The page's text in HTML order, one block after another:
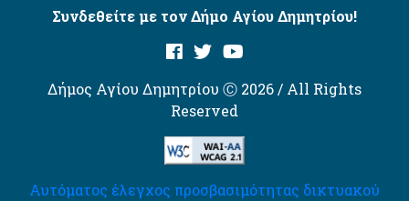
Συνδεθείτε με τον Δήμο Αγίου Δημητρίου!
Δήμος Αγίου Δημητρίου Ⓒ 2026 / All Rights
Reserved
Αυτόματος έλεγχος προσβασιμότητας δικτυακού